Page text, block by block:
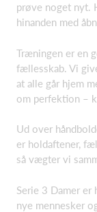
prøve noget nyt.
hinanden med
Træningen er en
fællesskab. Vi
at alle går hjem
om perfektion –
Ud over
er holdaftener,
så vægter vi
Serie 3 Damer
nye mennesker